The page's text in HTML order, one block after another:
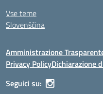
Vse teme
Slovenščina
Amministrazione
Privacy PolicyDichiarazione
Seguici su: